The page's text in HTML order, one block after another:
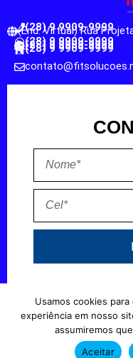
(28) 9 9909-9999
(End. Virtual) Rua
(28) 9 9909-9999
(28) 9 9909-9999
(28) 9 9909-9999
EXPEDIENTE QUEM SOMOS
Direitos reservados à FIT
Usamos cookies
experiência em nosso
assumiremos
Aceitar